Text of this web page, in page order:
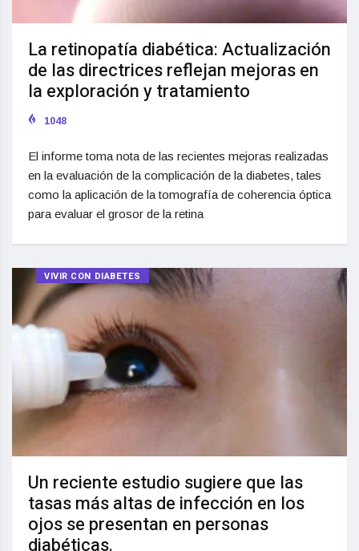
La retinopatía diabética: Actualización
de las directrices reflejan mejoras en
la exploración y tratamiento
1048
El informe toma nota de las recientes mejoras realizadas
en la evaluación de la complicación de la diabetes, tales
como la aplicación de la tomografía de coherencia óptica
para evaluar el grosor de la retina
VIVIR CON DIABETES
Un reciente estudio sugiere que las
tasas más altas de infección en los
ojos se presentan en personas
diabéticas.